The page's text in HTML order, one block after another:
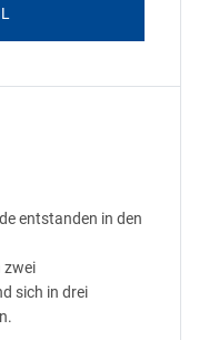
entstanden in den
zwei
sich in drei